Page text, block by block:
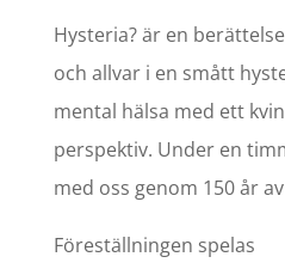
Hysteria? är en
och allvar i en smått
mental hälsa med ett
perspektiv. Under en
med oss genom 150 år
Föreställningen spelas